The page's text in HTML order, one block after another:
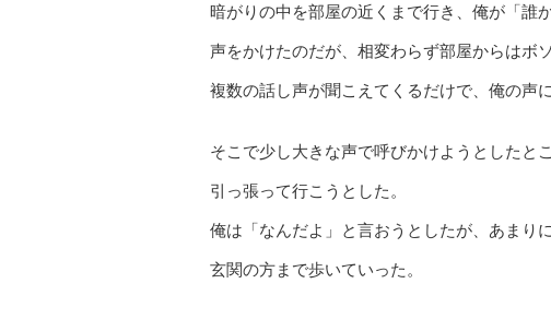
暗がりの中を部屋の近くまで行き、俺が「誰
声をかけたのだが、相変わらず部屋からはボ
複数の話し声が聞こえてくるだけで、俺の声
そこで少し大きな声で呼びかけようとしたと
引っ張って行こうとした。
俺は「なんだよ」と言おうとしたが、あまり
玄関の方まで歩いていった。